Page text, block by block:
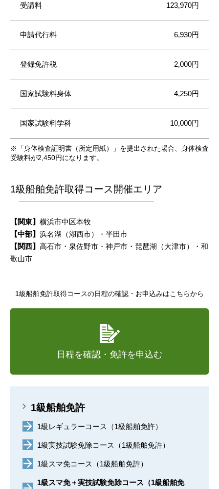
123,970円
6,930円
2,000円
4,250円
10,000円
※「身体検査証明書（所定用紙）」を提出された場合、身体検査
受験料が2,450円になります。
1級船舶免許取得コース開催エリア
【関東】 横浜市中区本牧
【中部】 浜名湖（湖西市）・半田市
【関西】 高石市・泉佐野市・神戸市・琵琶湖（大津市）・和
歌山市
1級船舶免許取得コースの日程の確認・お申込みはこちらから
日程を確認・免許を申込む
1級船舶免許
1級レギュラーコース（1級船舶免許）
1級実技試験免除コース（1級船舶免許）
1級スマ免コース（1級船舶免許）
1級スマ免＋実技試験免除コース（1級船舶免